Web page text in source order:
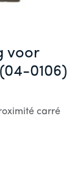
voor
0106)
carré